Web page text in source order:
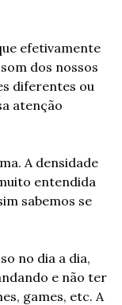
efetivamente
dos nossos
diferentes ou
atenção
A densidade
entendida
sabemos se
no dia a dia,
e não ter
games, etc. A